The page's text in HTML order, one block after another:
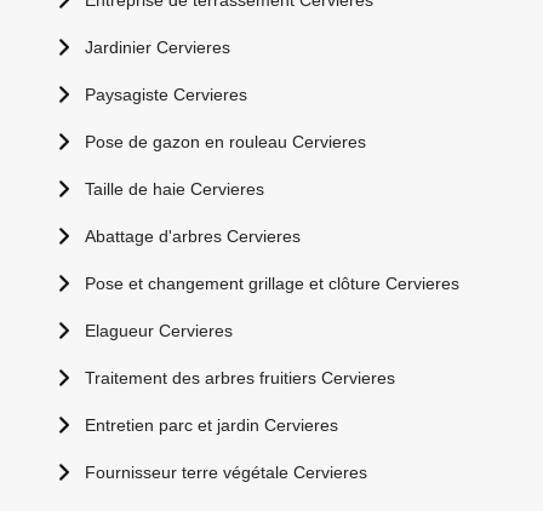
Jardinier Cervieres
Paysagiste Cervieres
Pose de gazon en rouleau Cervieres
Taille de haie Cervieres
Abattage d'arbres Cervieres
Pose et changement grillage et clôture Cervieres
Elagueur Cervieres
Traitement des arbres fruitiers Cervieres
Entretien parc et jardin Cervieres
Fournisseur terre végétale Cervieres